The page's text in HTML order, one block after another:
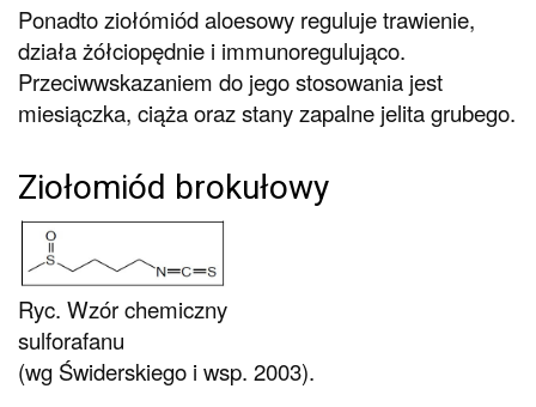
Ponadto ziołómiód aloesowy reguluje trawienie,
działa żółciopędnie i immunoregulująco.
Przeciwwskazaniem do jego stosowania jest
miesiączka, ciąża oraz stany zapalne jelita grubego.
Ziołomiód brokułowy
Ryc. Wzór chemiczny
sulforafanu
(wg Świderskiego i wsp. 2003).